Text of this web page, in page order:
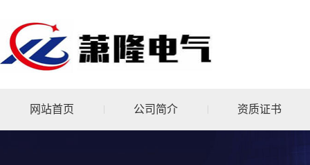
网站首页 公司简介 资质证书